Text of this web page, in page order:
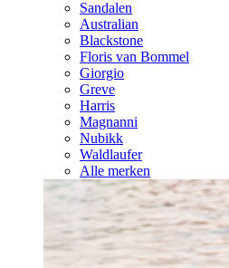
Sandalen
Australian
Blackstone
Floris van Bommel
Giorgio
Greve
Harris
Magnanni
Nubikk
Waldlaufer
Alle merken